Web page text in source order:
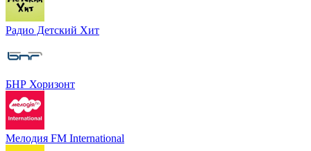
Радио Детский Хит
БНР Хоризонт
Мелодия FM International